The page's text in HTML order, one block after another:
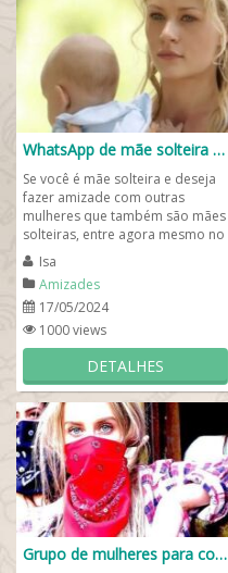
WhatsApp de mãe solteira 👶🏻🤱🏻
Se você é mãe solteira e deseja
fazer amizade com outras
mulheres que também são mães
solteiras, entre agora mesmo no
nosso grupo de WhatsApp de
mãe...
Isa
Amizades
17/05/2024
1000 views
DETALHES
Grupo de mulheres para conversar